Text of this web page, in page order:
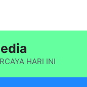
HARI INI